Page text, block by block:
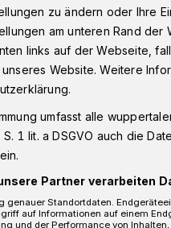
DJ und Musiker
Listening“
zu ändern oder Ihre
am unteren Rand
links auf der Webseite,
Website. Weitere
umfasst alle
1 lit. a DSGVO auch die
Partner verarbeiten
genauer Standortdaten.
auf Informationen auf einem
und der Performance von